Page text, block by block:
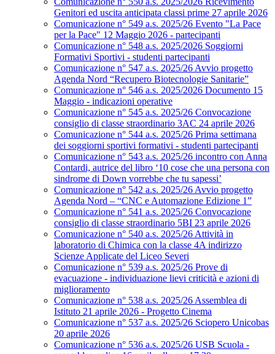
Genitori ed uscita anticipata classi prime 27 aprile 2026
Comunicazione n° 549 a.s. 2025/26 Evento "La Pace
per la Pace" 12 Maggio 2026 - partecipanti
Comunicazione n° 548 a.s. 2025/2026 Soggiorni
Formativi Sportivi - studenti partecipanti
Comunicazione n° 547 a.s. 2025/26 Avvio progetto
Agenda Nord “Recupero Biotecnologie Sanitarie”
Comunicazione n° 546 a.s. 2025/2026 Documento 15
Maggio - indicazioni operative
Comunicazione n° 545 a.s. 2025/26 Convocazione
consiglio di classe straordinario 3AC 24 aprile 2026
Comunicazione n° 544 a.s. 2025/26 Prima settimana
dei soggiorni sportivi formativi - studenti partecipanti
Comunicazione n° 543 a.s. 2025/26 incontro con Anna
Contardi, autrice del libro ‘10 cose che una persona con
sindrome di Down vorrebbe che tu sapessi’
Comunicazione n° 542 a.s. 2025/26 Avvio progetto
Agenda Nord – “CNC e Automazione Edizione 1”
Comunicazione n° 541 a.s. 2025/26 Convocazione
consiglio di classe straordinario 5BI 23 aprile 2026
Comunicazione n° 540 a.s. 2025/26 Attività in
laboratorio di Chimica con la classe 4A indirizzo
Scienze Applicate del Liceo Severi
Comunicazione n° 539 a.s. 2025/26 Prove di
evacuazione - individuazione lievi criticità e azioni di
miglioramento
Comunicazione n° 538 a.s. 2025/26 Assemblea di
Istituto 21 aprile 2026 - Progetto Cinema
Comunicazione n° 537 a.s. 2025/26 Sciopero Unicobas
20 aprile 2026
Comunicazione n° 536 a.s. 2025/26 USB Scuola -